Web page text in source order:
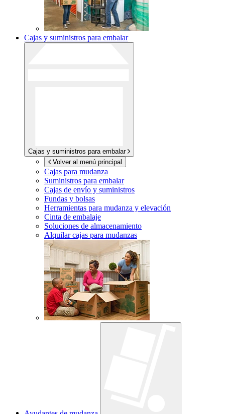
Cajas y suministros para embalar
Cajas y suministros para embalar
Volver al menú principal
Cajas para mudanza
Suministros para embalar
Cajas de envío y suministros
Fundas y bolsas
Herramientas para mudanza y elevación
Cinta de embalaje
Soluciones de almacenamiento
Alquilar cajas para mudanzas